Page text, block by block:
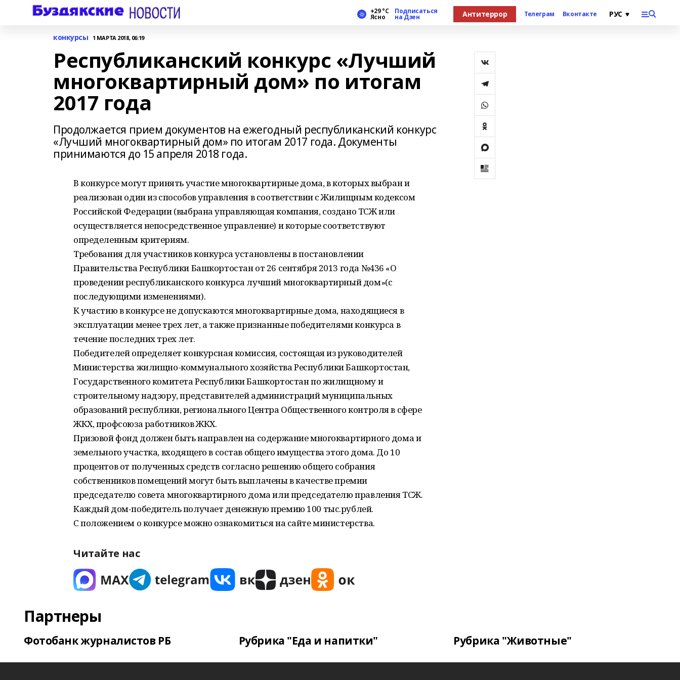
+29 °С
Ясно
Подписаться
на Дзен Антитеррор Телеграм Вконтакте
конкурсы 1 МАРТА 2018, 06:19
Республиканский конкурс «Лучший
многоквартирный дом» по итогам
2017 года
Продолжается прием документов на ежегодный республиканский конкурс
«Лучший многоквартирный дом» по итогам 2017 года. Документы
принимаются до 15 апреля 2018 года.
В конкурсе могут принять участие многоквартирные дома, в которых выбран и
реализован один из способов управления в соответствии с Жилищным кодексом
Российской Федерации (выбрана управляющая компания, создано ТСЖ или
осуществляется непосредственное управление) и которые соответствуют
определенным критериям.
Требования для участников конкурса установлены в постановлении
Правительства Республики Башкортостан от 26 сентября 2013 года №436 «О
проведении республиканского конкурса лучший многоквартирный дом»(с
последующими изменениями).
К участию в конкурсе не допускаются многоквартирные дома, находящиеся в
эксплуатации менее трех лет, а также признанные победителями конкурса в
течение последних трех лет.
Победителей определяет конкурсная комиссия, состоящая из руководителей
Министерства жилищно-коммунального хозяйства Республики Башкортостан,
Государственного комитета Республики Башкортостан по жилищному и
строительному надзору, представителей администраций муниципальных
образований республики, регионального Центра Общественного контроля в сфере
ЖКХ, профсоюза работников ЖКХ.
Призовой фонд должен быть направлен на содержание многоквартирного дома и
земельного участка, входящего в состав общего имущества этого дома. До 10
процентов от полученных средств согласно решению общего собрания
собственников помещений могут быть выплачены в качестве премии
председателю совета многоквартирного дома или председателю правления ТСЖ.
Каждый дом-победитель получает денежную премию 100 тыс.рублей.
С положением о конкурсе можно ознакомиться на сайте министерства.
Читайте нас
Партнеры
Фотобанк журналистов РБ Рубрика "Еда и напитки" Рубрика "Животные"